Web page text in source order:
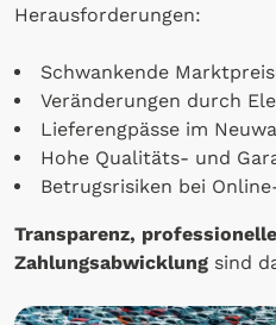
Herausforderungen:
Schwankende
Veränderungen durch
Lieferengpässe im
Hohe Qualitäts- und
Betrugsrisiken bei
Transparenz,
Zahlungsabwicklung sind